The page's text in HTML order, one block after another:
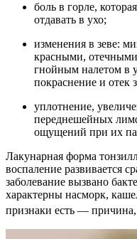
боль в горле,
отдавать в ухо;
изменения в зеве:
красными,
гнойным налетом в
покраснение и отек
уплотнение,
переднешейных
ощущений при их
Лакунарная форма
воспаление развивается
заболевание вызвано
характерны насморк,
признаки есть — причина,